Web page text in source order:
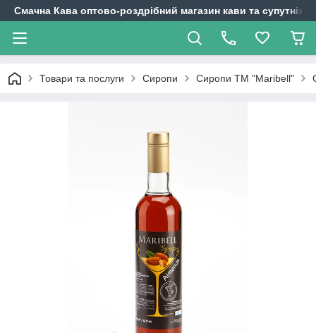
Смачна Кава оптово-роздрібний магазин кави та супутніх
Товари та послуги Сиропи Сиропи ТМ "Maribell"